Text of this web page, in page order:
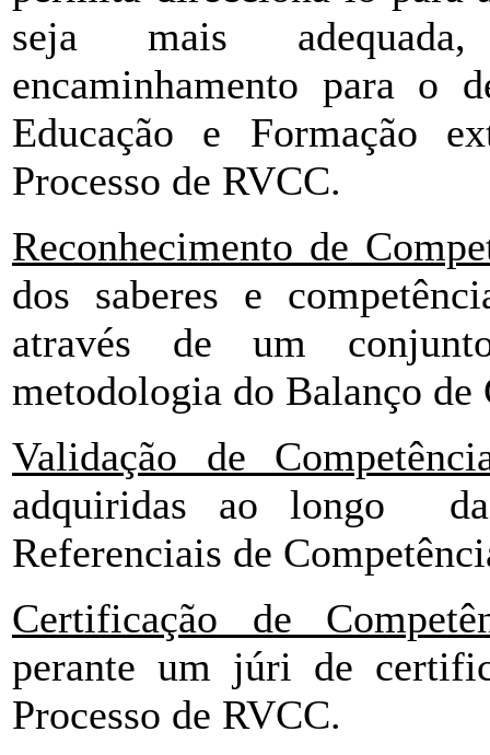
seja mais
encaminhamento para o
Educação e Formação
Processo de RVCC.
Reconhecimento de
dos saberes e
através de um
metodologia do Balanço de
Validação de
adquiridas ao longo
Referenciais de
Certificação de
perante um júri de
Processo de RVCC.